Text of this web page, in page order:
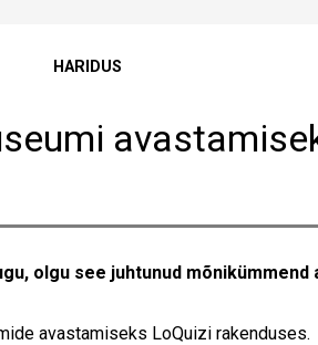
HARIDUS
olgu see juhtunud
avastamiseks LoQuizi rakenduses.